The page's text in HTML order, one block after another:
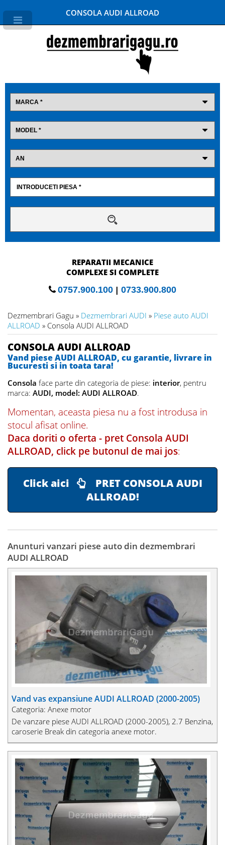
CONSOLA AUDI ALLROAD
RECONDITIONARI
MOTOARE SI TURBINE
0757.900.100 | 0733.900.800
Dezmembrari Gagu » Dezmembrari AUDI » Piese auto AUDI
ALLROAD » Consola AUDI ALLROAD
CONSOLA AUDI ALLROAD
Vand piese AUDI ALLROAD, cu garantie, livrare in
Bucuresti si in toata tara!
Consola face parte din categoria de piese: interior, pentru
marca: AUDI, model: AUDI ALLROAD.
Momentan, aceasta piesa nu a fost introdusa in
stocul afisat online.
Daca doriti o oferta - pret Consola AUDI
ALLROAD, click pe butonul de mai jos:
Click aici
PRET CONSOLA AUDI
ALLROAD!
Anunturi vanzari piese auto din dezmembrari
AUDI ALLROAD
Vand vas expansiune AUDI ALLROAD (2000-2005)
Categoria: Anexe motor
De vanzare piese AUDI ALLROAD (2000-2005), 2.7 Benzina,
caroserie Break din categoria anexe motor.